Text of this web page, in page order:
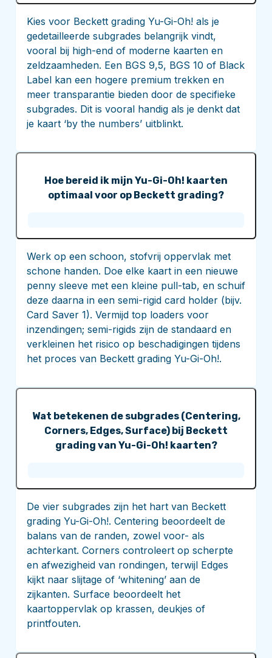
Kies voor Beckett grading Yu-Gi-Oh! als je
gedetailleerde subgrades belangrijk vindt,
vooral bij high-end of moderne kaarten en
zeldzaamheden. Een BGS 9,5, BGS 10 of Black
Label kan een hogere premium trekken en
meer transparantie bieden door de specifieke
subgrades. Dit is vooral handig als je denkt dat
je kaart ‘by the numbers’ uitblinkt.
Hoe bereid ik mijn Yu-Gi-Oh! kaarten
optimaal voor op Beckett grading?
Werk op een schoon, stofvrij oppervlak met
schone handen. Doe elke kaart in een nieuwe
penny sleeve met een kleine pull-tab, en schuif
deze daarna in een semi-rigid card holder (bijv.
Card Saver 1). Vermijd top loaders voor
inzendingen; semi-rigids zijn de standaard en
verkleinen het risico op beschadigingen tijdens
het proces van Beckett grading Yu-Gi-Oh!.
Wat betekenen de subgrades (Centering,
Corners, Edges, Surface) bij Beckett
grading van Yu-Gi-Oh! kaarten?
De vier subgrades zijn het hart van Beckett
grading Yu-Gi-Oh!. Centering beoordeelt de
balans van de randen, zowel voor- als
achterkant. Corners controleert op scherpte
en afwezigheid van rondingen, terwijl Edges
kijkt naar slijtage of ‘whitening’ aan de
zijkanten. Surface beoordeelt het
kaartoppervlak op krassen, deukjes of
printfouten.